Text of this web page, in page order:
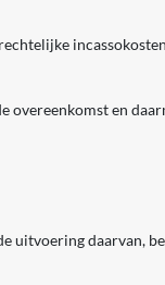
en
uitvoering daarvan,